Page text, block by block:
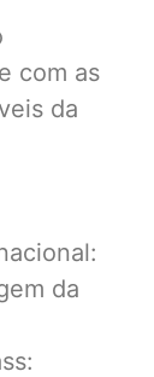
com as
da
da